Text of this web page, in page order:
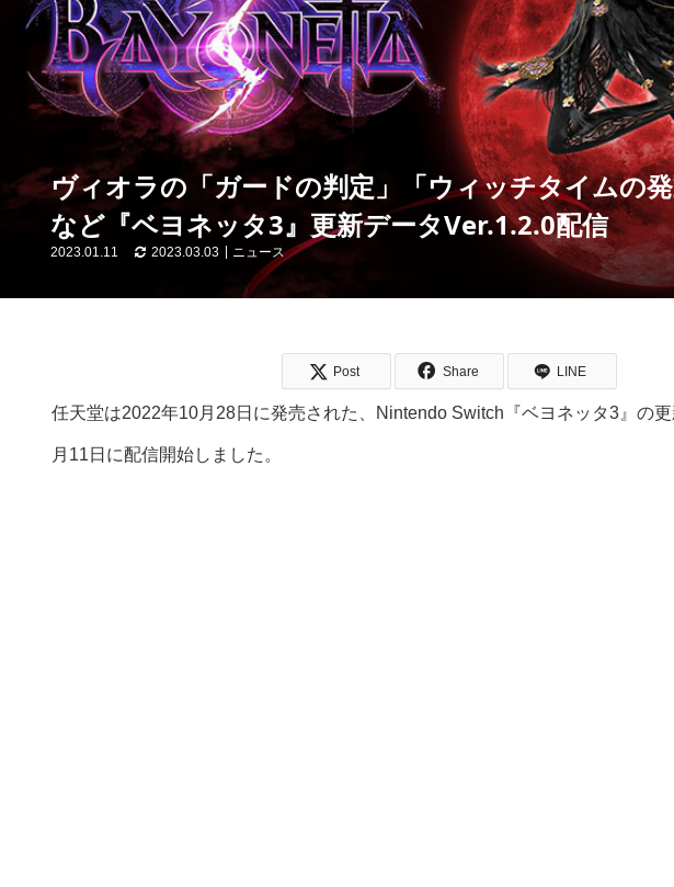
ヴィオラの「ガードの判定」「ウィッチタイムの
など『ベヨネッタ3』更新データVer.1.2.0配信
2023.01.11 2023.03.03 ニュース
Post Share LINE
任天堂は2022年10月28日に発売された、Nintendo Switch『ベヨネッタ3』の
月11日に配信開始しました。